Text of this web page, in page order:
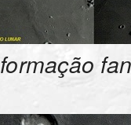
formação